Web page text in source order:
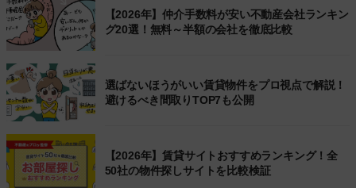
【2026年】仲介手数料が安い不動産会社ランキン
グ20選！無料～半額の会社を徹底比較
選ばないほうがいい賃貸物件をプロ視点で解説！
避けるべき間取りTOP7も公開
【2026年】賃貸サイトおすすめランキング！全
50社の物件探しサイトを比較検証